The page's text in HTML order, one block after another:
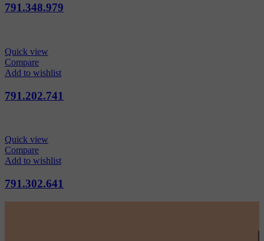
791.348.979
Quick view
Compare
Add to wishlist
791.202.741
Quick view
Compare
Add to wishlist
791.302.641